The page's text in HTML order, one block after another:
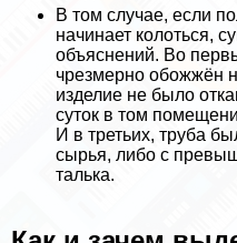
В том случае, если
начинает колоться,
объяснений. Во
чрезмерно обожжён
изделие не было
суток в том
И в третьих, труба
сырья, либо с
талька.